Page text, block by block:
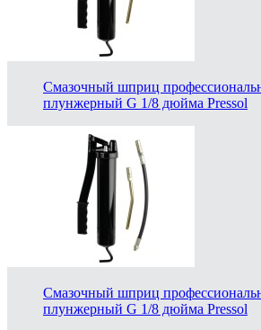
Смазочный шприц
плунжерный G 1/8 дюйма Pressol
Смазочный шприц
плунжерный G 1/8 дюйма Pressol